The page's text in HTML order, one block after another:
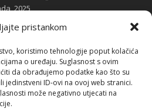
pristankom
koristimo tehnologije poput kolačića
o uređaju. Suglasnost s ovim
da obrađujemo podatke kao što su
jedinstveni ID-ovi na ovoj web stranici.
može negativno utjecati na
2025
kože
2025